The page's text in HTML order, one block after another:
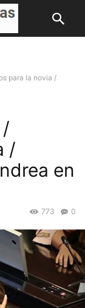
para la novia /
/
en
0
773